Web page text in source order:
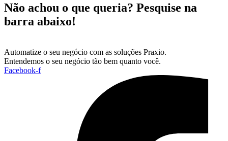
Não achou o que queria? Pesquise na
barra abaixo!
Automatize o seu negócio com as soluções Praxio.
Entendemos o seu negócio tão bem quanto você.
Facebook-f